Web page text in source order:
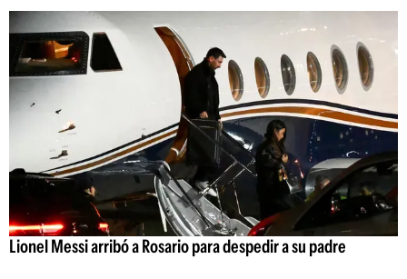
Lionel Messi arribó a Rosario para despedir a su padre